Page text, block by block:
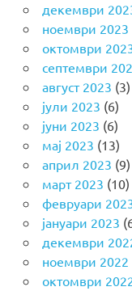
декември
ноември 2023
октомври
септември
август 2023 (3)
јули 2023 (6)
јуни 2023 (6)
мај 2023 (13)
април 2023 (9)
март 2023 (10)
февруари
јануари 2023
декември
ноември 2022
октомври